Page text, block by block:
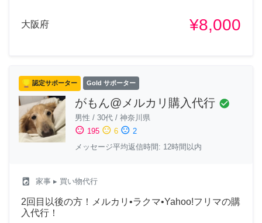
大阪府 ¥8,000
認定サポーター Gold サポーター
がもん@メルカリ購入代行 check_circle
男性 / 30代 / 神奈川県
sentiment_satisfied 195 sentiment_neutral 6 sentiment_dissatisfied 2
メッセージ平均返信時間: 12時間以内
local_laundry_service 家事 ▸ 買い物代行
2回目以後の方！メルカリ•ラクマ•Yahoo!フリマの購
入代行！